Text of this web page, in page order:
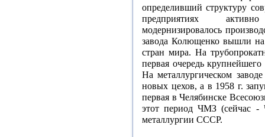
определивший структуру
предприятиях
модернизировалось
завода Колющенко вышли
стран мира. На
первая очередь
На металлургическом
новых цехов, а в 1958 г.
первая в Челябинске
этот период ЧМЗ (сейчас -
металлургии СССР.